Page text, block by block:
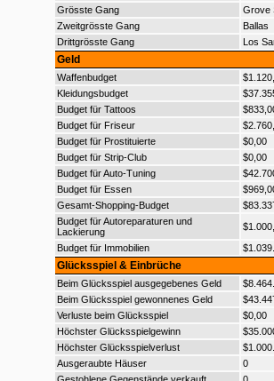
Grösste Gang
Grove
Zweitgrösste Gang
Ballas
Drittgrösste Gang
Los
Geld
Waffenbudget
Kleidungsbudget
Budget für Tattoos
Budget für Friseur
Budget für Prostituierte
$0,00
Budget für Strip-Club
$0,00
Budget für Auto-Tuning
Budget für Essen
Gesamt-Shopping-Budget
Budget für Autoreparaturen und
Lackierung
Budget für Immobilien
Glücksspiel & Einbrüche
Beim Glücksspiel ausgegebenes Geld
Beim Glücksspiel gewonnenes Geld
Verluste beim Glücksspiel
$0,00
Höchster Glücksspielgewinn
Höchster Glücksspielverlust
Ausgeraubte Häuser
0